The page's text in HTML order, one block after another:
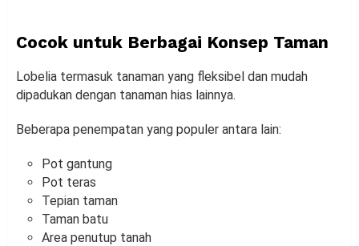
Cocok untuk Berbagai Konsep Taman
Lobelia termasuk tanaman yang fleksibel dan mudah
dipadukan dengan tanaman hias lainnya.
Beberapa penempatan yang populer antara lain:
Pot gantung
Pot teras
Tepian taman
Taman batu
Area penutup tanah